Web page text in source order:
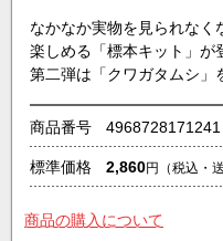
なかなか実物を見られなく
楽しめる「標本キット」が
第二弾は「クワガタムシ」
商品番号 4968728171241
標準価格 2,860円 （税込・
商品の購入について